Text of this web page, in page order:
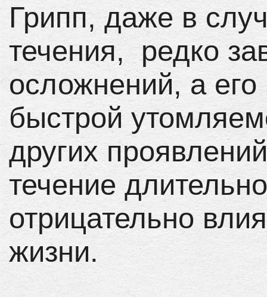
Грипп, даже в
течения, редко
осложнений, а
быстрой
других
течение
отрицательно
жизни.